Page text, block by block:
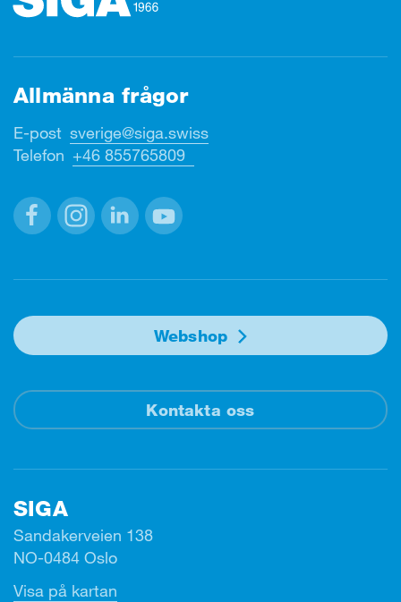
Allmänna frågor
E-post sverige@siga.swiss
Telefon +46 855765809
Webshop
Kontakta oss
SIGA
Sandakerveien 138
NO-0484 Oslo
Visa på kartan